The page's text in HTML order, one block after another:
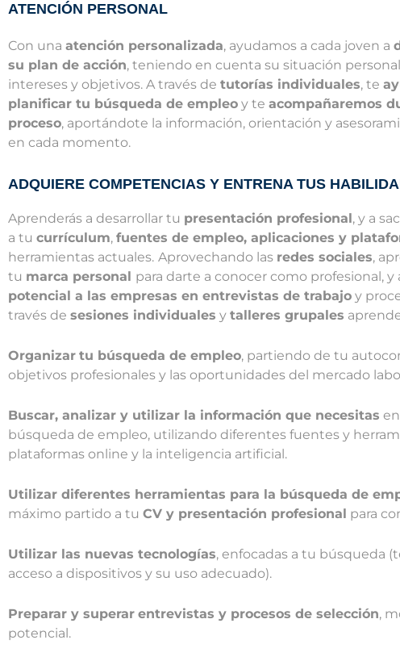
ATENCIÓN PERSONAL
Con una atención personalizada, ayudamos a cada joven a
su plan de acción, teniendo en cuenta su situación
intereses y objetivos. A través de tutorías individuales, te
planificar tu búsqueda de empleo y te acompañaremos
proceso, aportándote la información, orientación y
en cada momento.
ADQUIERE COMPETENCIAS Y ENTRENA TUS
Aprenderás a desarrollar tu presentación profesional, y a
a tu currículum, fuentes de empleo, aplicaciones y
herramientas actuales. Aprovechando las redes sociales,
tu marca personal para darte a conocer como profesional, y
potencial a las empresas en entrevistas de trabajo y
través de sesiones individuales y talleres grupales
Organizar tu búsqueda de empleo, partiendo de tu
objetivos profesionales y las oportunidades del mercado
Buscar, analizar y utilizar la información que necesitas
búsqueda de empleo, utilizando diferentes fuentes y
plataformas online y la inteligencia artificial.
Utilizar diferentes herramientas para la búsqueda de
máximo partido a tu CV y presentación profesional para
Utilizar las nuevas tecnologías, enfocadas a tu búsqueda
acceso a dispositivos y su uso adecuado).
Preparar y superar entrevistas y procesos de selección,
potencial.